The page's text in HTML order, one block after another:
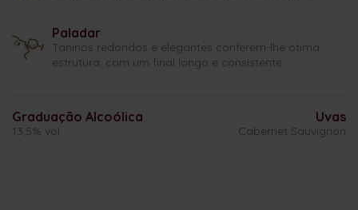
Paladar
Taninos redondos e elegantes conferem-lhe ótima
estrutura, com um final longo e consistente.
Graduação Alcoólica
13,5% vol
Uvas
Cabernet Sauvignon